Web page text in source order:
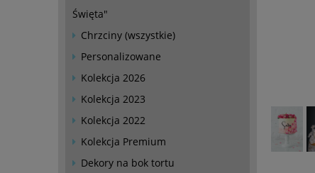
Święta"
Chrzciny (wszystkie)
Personalizowane
Kolekcja 2026
Kolekcja 2023
Kolekcja 2022
Kolekcja Premium
Dekory na bok tortu